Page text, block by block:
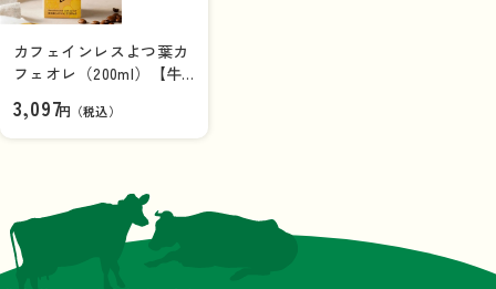
カフェインレスよつ葉カ
フェオレ（200ml）【牛
ース）
3,097円（税込）